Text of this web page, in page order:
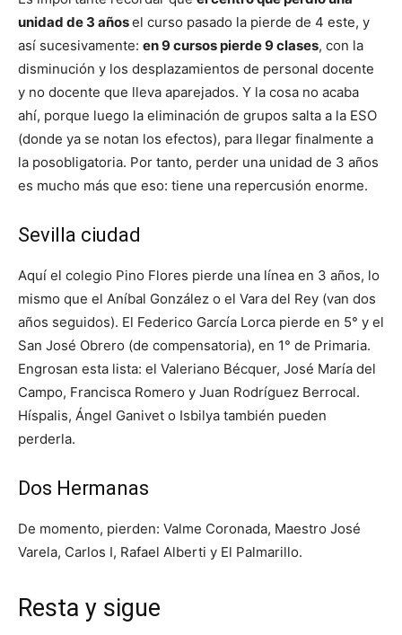
unidad de 3 añosel curso pasado la pierde de 4 este, y
así sucesivamente: en 9 cursos pierde 9 clases, con la
disminución y los desplazamientos de personal docente
y no docente que lleva aparejados. Y la cosa no acaba
ahí, porque luego la eliminación de grupos salta a la ESO
(donde ya se notan los efectos), para llegar finalmente a
la posobligatoria. Por tanto, perder una unidad de 3 años
es mucho más que eso: tiene una repercusión enorme.
Sevilla ciudad
Aquí el colegio Pino Flores pierde una línea en 3 años, lo
mismo que el Aníbal González o el Vara del Rey (van dos
años seguidos). El Federico García Lorca pierde en 5° y el
San José Obrero (de compensatoria), en 1° de Primaria.
Engrosan esta lista: el Valeriano Bécquer, José María del
Campo, Francisca Romero y Juan Rodríguez Berrocal.
Híspalis, Ángel Ganivet o Isbilya también pueden
perderla.
Dos Hermanas
De momento, pierden: Valme Coronada, Maestro José
Varela, Carlos I, Rafael Alberti y El Palmarillo.
Resta y sigue